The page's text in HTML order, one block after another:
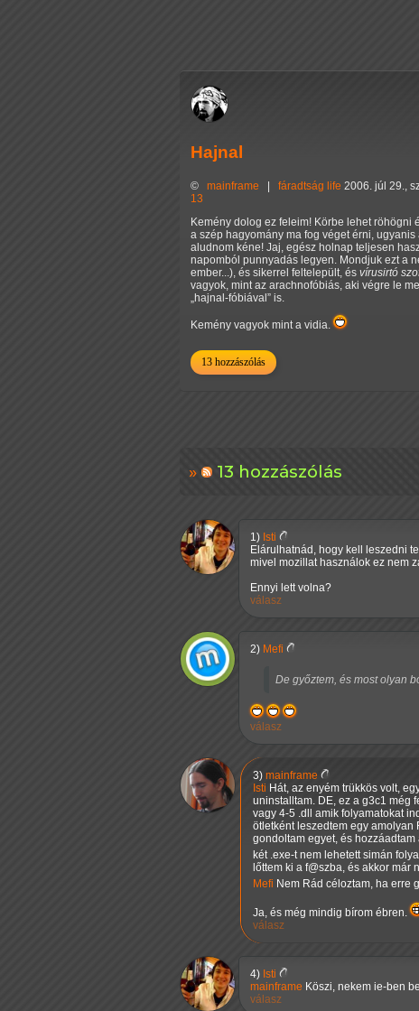
Hajnal
© mainframe | fáradtság life 2006. júl 29.,
13
Kemény dolog ez feleim! Körbe lehet röhögni
a szép hagyomány ma fog véget érni,
aludnom kéne! Jaj, egész holnap teljesen
napomból punnyadás legyen. Mondjuk ezt a
ember...), és sikerrel feltelepült, és vírusirtó
vagyok, mint az arachnofóbiás, aki végre le
hajnal-fóbiával is.
Kemény vagyok mint a vidia.
13 hozzászólás
13 hozzászólás
1) Isti
Elárulhatnád, hogy kell leszedni
mivel mozillat használok ez nem
Ennyi lett volna?
válasz
2) Mefi
De győztem, és most olyan
válasz
3) mainframe
Isti Hát, az enyém trükkös volt,
uninstalltam. DE, ez a g3c1 még
vagy 4-5 .dll amik folyamatokat
ötletként leszedtem egy amolyan
gondoltam egyet, és
két .exe-t nem lehetett simán
lőttem ki a f@szba, és akkor már
Mefi Nem Rád céloztam, ha erre
Ja, és még mindig bírom ébren.
válasz
4) Isti
mainframe Köszi, nekem ie-ben
válasz